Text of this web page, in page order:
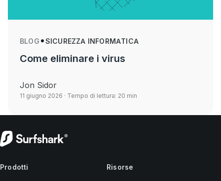
BLOG SICUREZZA INFORMATICA
Come eliminare i virus
Jon Sidor
11 giugno 2026 · Tempo di lettura: 20 min
Prodotti Risorse